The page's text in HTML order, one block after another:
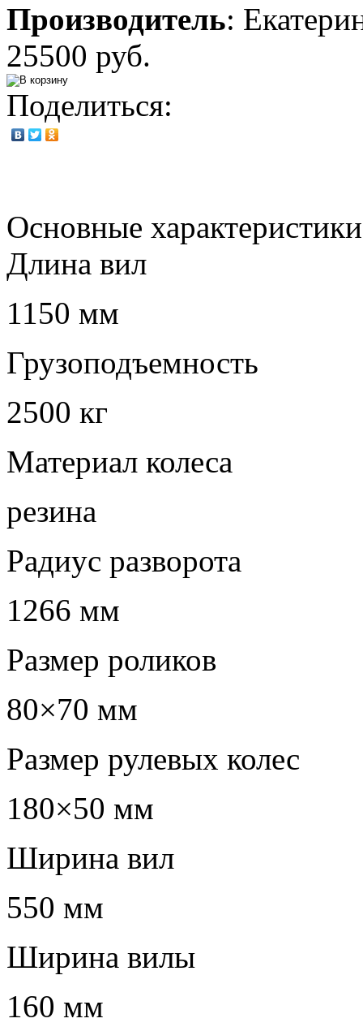
Производитель:
25500 руб.
Поделиться:
Основные характеристики
Длина вил
1150 мм
Грузоподъемность
2500 кг
Материал колеса
резина
Радиус разворота
1266 мм
Размер роликов
80×70 мм
Размер рулевых колес
180×50 мм
Ширина вил
550 мм
Ширина вилы
160 мм